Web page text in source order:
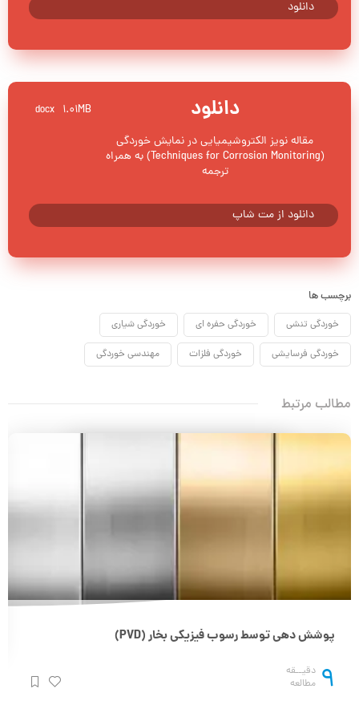
دانلود
دانلود
مقاله نویز الکتروشیمیایی در نمایش خوردگی
(Techniques for Corrosion Monitoring) به همراه
ترجمه
1.01MB
docx
دانلود از مت شاپ
برچسب ها
خوردگی تنشی خوردگی حفره ای خوردگی شیاری
خوردگی فرسایشی خوردگی فلزات مهندسی خوردگی
مطالب مرتبط
پوشش دهی توسط رسوب فیزیکی بخار (PVD)
9 دقیــقه
مطالعه